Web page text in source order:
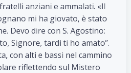
anziani e ammalati. «Il
mi ha giovato, è stato
Devo dire con S. Agostino:
Signore, tardi ti ho amato”.
con alti e bassi nel cammino
riflettendo sul Mistero